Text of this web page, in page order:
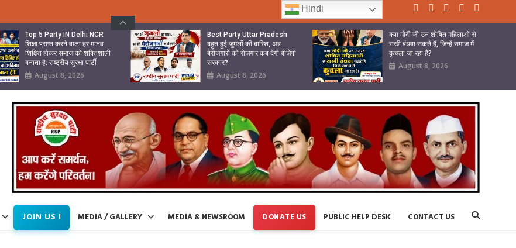
Top 5 Party IN Delhi NCR
शिक्षा प्राप्त करने वाला हर मानव
शिक्षित होकर समाज को शक्तिशाली
बनाता है: राष्ट्रीय सुरक्षा पार्टी
August 8, 2026
Best Party Uttar Pradesh
बहुत हुई जुमलों की बारिश, अब
बेरोजगारों को रोजगार कब देगी बीजेपी
सरकार?
August 8, 2026
क्या मोदी जी उन शोषित महिलाओं से
राखी बंधवा सकते हैं, जिन्हें समाज में
कुचला जा रहा है?
August 8, 2026
JOIN US ! MEDIA / GALLERY MEDIA & NEWSROOM DONATE US PUBLIC HELP DESK CONTACT US
Hindi